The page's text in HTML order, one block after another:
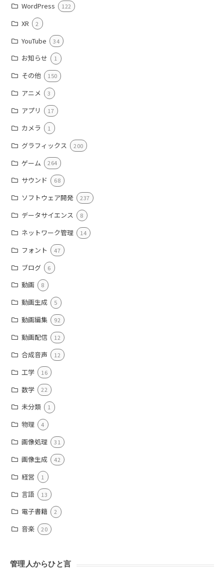
WordPress 122
XR 2
YouTube 34
お知らせ 1
その他 150
アニメ 3
アプリ 17
カメラ 1
グラフィックス 200
ゲーム 264
サウンド 68
ソフトウェア開発 237
データサイエンス 8
ネットワーク管理 14
フォント 47
ブログ 6
動画 8
動画生成 5
動画編集 92
動画配信 12
合成音声 12
工学 16
数学 22
未分類 1
物理 4
画像処理 31
画像生成 42
経営 1
言語 13
電子書籍 2
音楽 20
管理人からひと言